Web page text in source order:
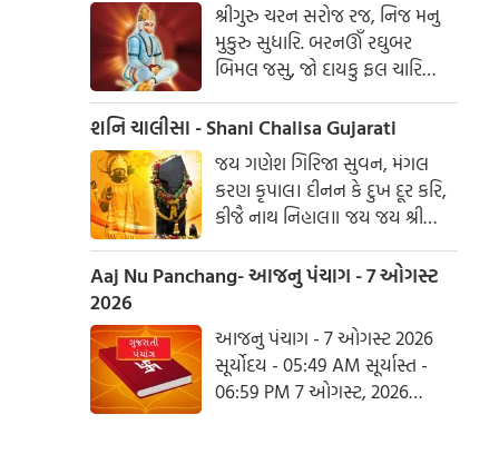
શ્રીગુરુ ચરન સરોજ રજ, નિજ મનુ
મુકુરુ સુધારિ. બરનઊઁ રઘુબર
બિમલ જસુ, જો દાયકુ ફલ ચારિ
બુદ્ધિહીન તનુ જાનિકે, સુમિરૌં પવન-
કુમાર. બલ બુદ્ધિ બિદ્યા દેહુ મોહિં,
હરહુ કલેસ બિકાર
શનિ ચાલીસા - Shani Chalisa Gujarati
જય ગણેશ ગિરિજા સુવન, મંગલ
કરણ કૃપાલ। દીનન કે દુખ દૂર કરિ,
કીજૈ નાથ નિહાલ॥ જય જય શ્રી
શનિદેવ પ્રભુ, સુનહુ વિનય મહારાજ।
કરહુ કૃપા હે રવિ તનય, રાખહુ જન
કી લાજ॥ શનિ ચાલીસા ચૌપાઈ :
Aaj Nu Panchang- આજનુ પંચાગ - 7 ઓગસ્ટ
2026
આજનુ પંચાગ - 7 ઓગસ્ટ 2026
સૂર્યોદય - 05:49 AM સૂર્યાસ્ત -
06:59 PM 7 ઓગસ્ટ, 2026